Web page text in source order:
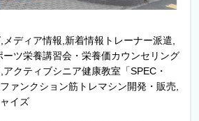
ディア情報,新着情報トレーナー派遣,
ツ栄養講習会・栄養価カウンセリング
クティブシニア健康教室「SPEC・
ァンクション筋トレマシン開発・販売,
イズ